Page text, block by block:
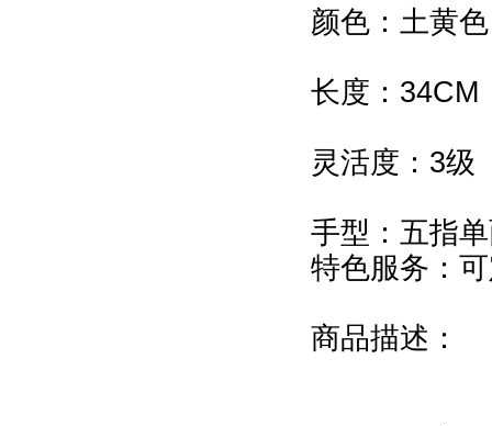
颜色：土黄色
长度：34CM
灵活度：3级
手型：五指
特色服务：
商品描述：